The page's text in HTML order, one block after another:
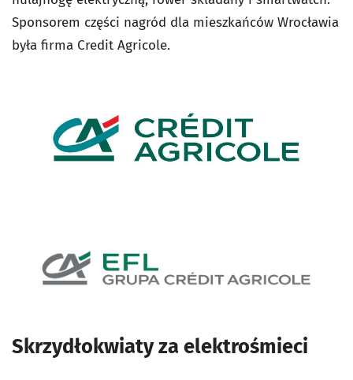
Sponsorem części nagród dla mieszkańców Wrocławia
była firma Credit Agricole.
Skrzydłokwiaty za elektrośmieci